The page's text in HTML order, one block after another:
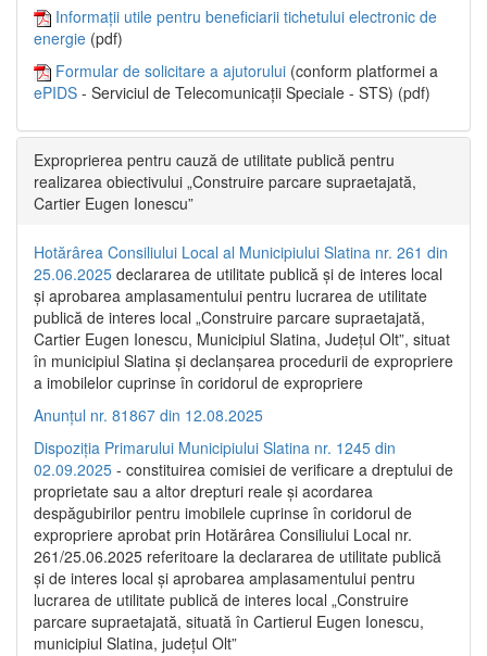
Informații utile pentru beneficiarii tichetului electronic de
energie (pdf)
Formular de solicitare a ajutorului (conform platformei a
ePIDS - Serviciul de Telecomunicații Speciale - STS) (pdf)
Exproprierea pentru cauză de utilitate publică pentru
realizarea obiectivului „Construire parcare supraetajată,
Cartier Eugen Ionescu”
Hotărârea Consiliului Local al Municipiului Slatina nr. 261 din
25.06.2025 declararea de utilitate publică și de interes local
și aprobarea amplasamentului pentru lucrarea de utilitate
publică de interes local „Construire parcare supraetajată,
Cartier Eugen Ionescu, Municipiul Slatina, Județul Olt”, situat
în municipiul Slatina și declanșarea procedurii de expropriere
a imobilelor cuprinse în coridorul de expropriere
Anunțul nr. 81867 din 12.08.2025
Dispoziția Primarului Municipiului Slatina nr. 1245 din
02.09.2025 - constituirea comisiei de verificare a dreptului de
proprietate sau a altor drepturi reale și acordarea
despăgubirilor pentru imobilele cuprinse în coridorul de
expropriere aprobat prin Hotărârea Consiliului Local nr.
261/25.06.2025 referitoare la declararea de utilitate publică
și de interes local și aprobarea amplasamentului pentru
lucrarea de utilitate publică de interes local „Construire
parcare supraetajată, situată în Cartierul Eugen Ionescu,
municipiul Slatina, județul Olt”